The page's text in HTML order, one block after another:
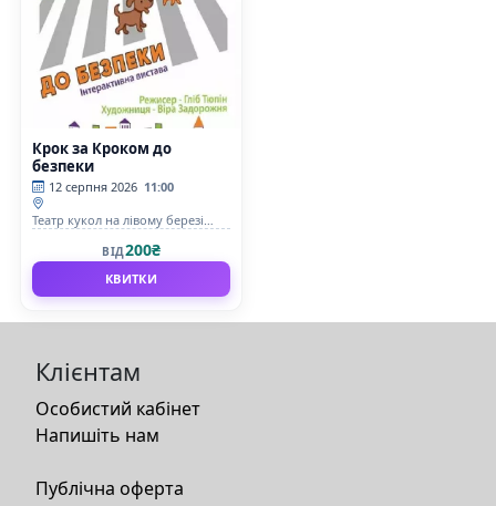
Крок за Кроком до
безпеки
12 серпня 2026 11:00
Театр кукол на лівому березі
ВІД200₴
КВИТКИ
Клієнтам
Особистий кабінет
Напишіть нам
Публічна оферта